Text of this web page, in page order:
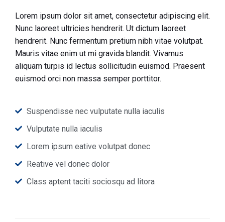
Lorem ipsum dolor sit amet, consectetur adipiscing elit.
Nunc laoreet ultricies hendrerit. Ut dictum laoreet
hendrerit. Nunc fermentum pretium nibh vitae volutpat.
Mauris vitae enim ut mi gravida blandit. Vivamus
aliquam turpis id lectus sollicitudin euismod. Praesent
euismod orci non massa semper porttitor.
Suspendisse nec vulputate nulla iaculis
Vulputate nulla iaculis
Lorem ipsum eative volutpat donec
Reative vel donec dolor
Class aptent taciti sociosqu ad litora